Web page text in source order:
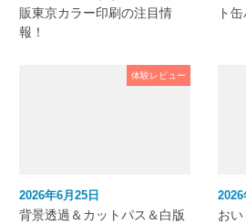
販東京カラー印刷の注目情
報！
ト
体験レビュー
2026年6月25日
背景透過＆カットパス＆白版
2026
お